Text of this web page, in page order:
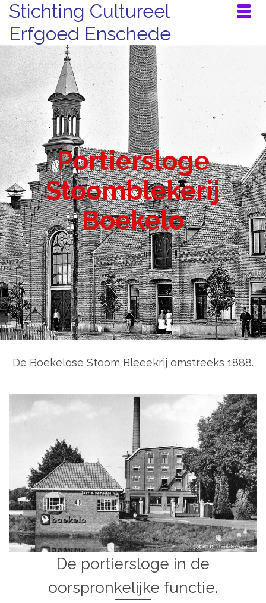
Stichting Cultureel
Erfgoed Enschede
Portiersloge
Stoomblekerij
Boekelo
De Boekelose Stoom Bleeekrij omstreeks 1888.
De portiersloge in de
oorspronkelijke functie.